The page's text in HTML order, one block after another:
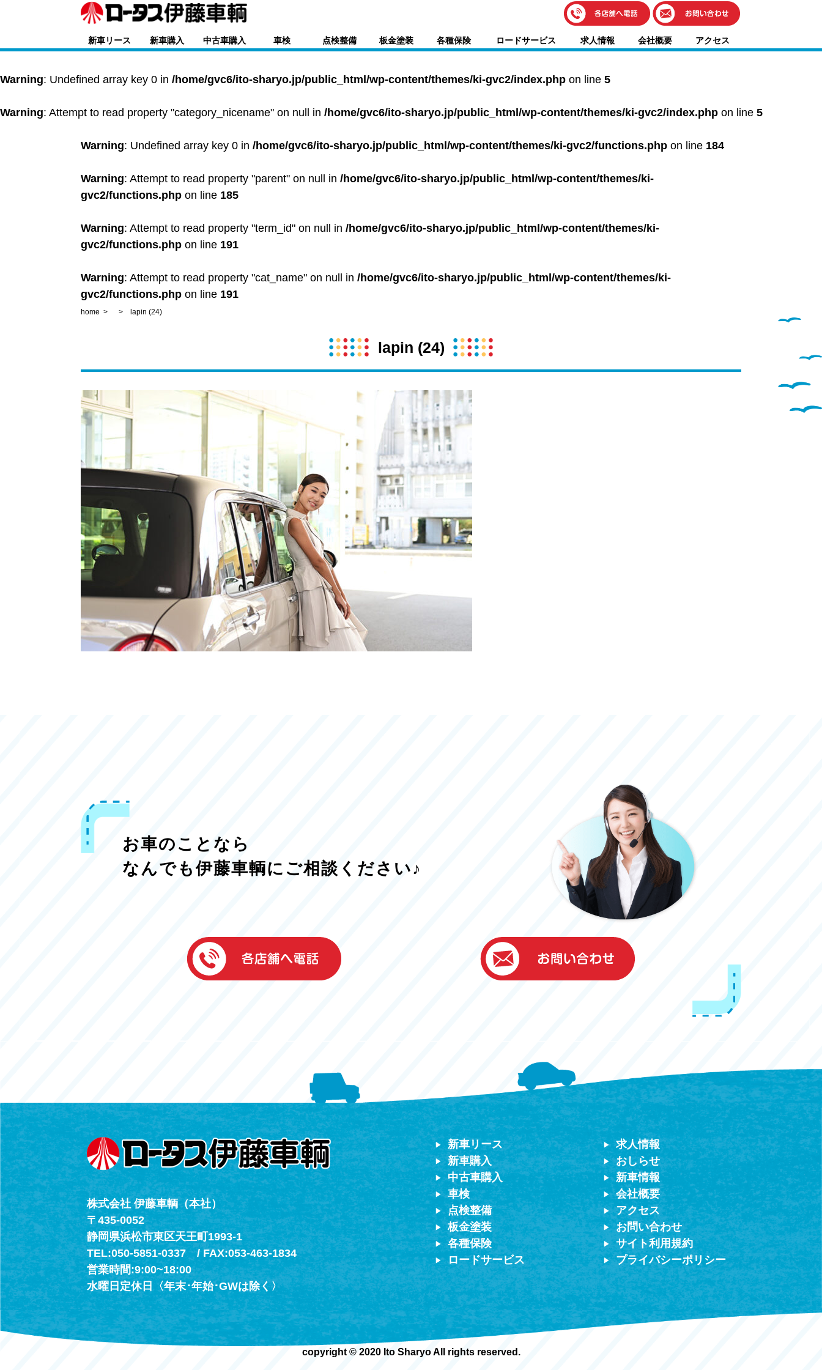
伊藤車輌（本社）
050-5851-0337
050-5851-0338
レスキューセンター
（年中無休24h対応）
新車リース 新車購入 中古車購入 車検 点検整備 板金塗装 各種保険 ロードサービス 求人情報 会社概要 アクセス
Warning: Undefined array key 0 in /home/gvc6/ito-sharyo.jp/public_html/wp-content/themes/ki-gvc2/index.php on line 5
Warning: Attempt to read property "category_nicename" on null in /home/gvc6/ito-sharyo.jp/public_html/wp-content/themes/ki-gvc2/index.php on line 5
Warning: Undefined array key 0 in /home/gvc6/ito-sharyo.jp/public_html/wp-content/themes/ki-gvc2/functions.php on line 184
Warning: Attempt to read property "parent" on null in /home/gvc6/ito-sharyo.jp/public_html/wp-content/themes/ki-
gvc2/functions.php on line 185
Warning: Attempt to read property "term_id" on null in /home/gvc6/ito-sharyo.jp/public_html/wp-content/themes/ki-
gvc2/functions.php on line 191
Warning: Attempt to read property "cat_name" on null in /home/gvc6/ito-sharyo.jp/public_html/wp-content/themes/ki-
gvc2/functions.php on line 191
home lapin (24)
lapin (24)
お車のことなら
なんでも伊藤車輌にご相談ください♪
伊藤車輌（本社）
050-5851-0337
株式会社 伊藤車輌（本社）
〒435-0052
静岡県浜松市東区天王町1993-1
TEL:050-5851-0337 / FAX:053-463-1834
営業時間:9:00~18:00
水曜日定休日〈年末･年始･GWは除く〉
新車リース
新車購入
中古車購入
車検
点検整備
板金塗装
各種保険
ロードサービス
求人情報
おしらせ
新車情報
会社概要
アクセス
お問い合わせ
サイト利用規約
プライバシーポリシー
copyright © 2020 Ito Sharyo All rights reserved.